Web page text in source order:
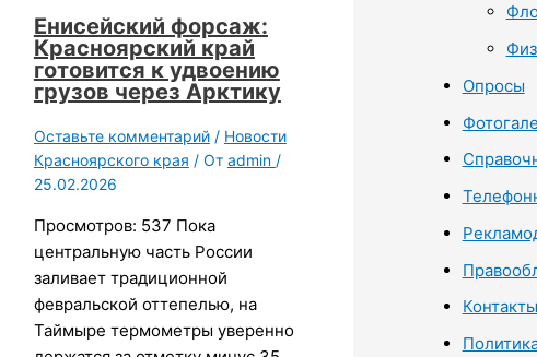
Енисейский форсаж:
Красноярский край
готовится к удвоению
грузов через Арктику
Оставьте комментарий / Новости
Красноярского края / От admin /
25.02.2026
Просмотров: 537 Пока
центральную часть России
заливает традиционной
февральской оттепелью, на
Таймыре термометры уверенно
Опросы
Контакты